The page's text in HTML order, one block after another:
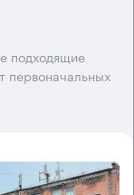
подходящие
первоначальных